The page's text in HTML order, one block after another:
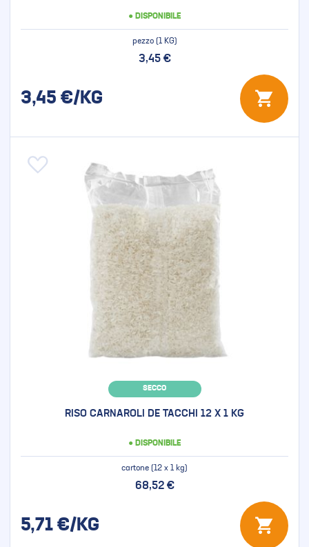
● DISPONIBILE
pezzo (1 KG)
3,45 €
3,45 €/KG
SECCO
RISO CARNAROLI DE TACCHI 12 X 1 KG
● DISPONIBILE
cartone (12 x 1 kg)
68,52 €
5,71 €/KG